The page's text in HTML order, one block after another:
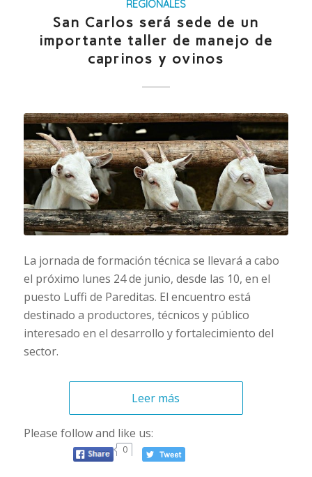
REGIONALES
San Carlos será sede de un
importante taller de manejo de
caprinos y ovinos
La jornada de formación técnica se llevará a cabo
el próximo lunes 24 de junio, desde las 10, en el
puesto Luffi de Pareditas. El encuentro está
destinado a productores, técnicos y público
interesado en el desarrollo y fortalecimiento del
sector.
Leer más
Please follow and like us:
0